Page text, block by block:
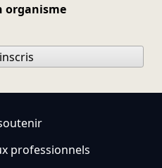
organisme
professionnels